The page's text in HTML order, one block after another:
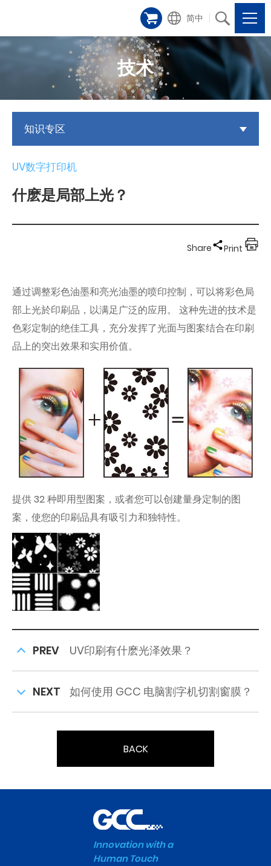
简中
技术
知识专区
UV数字打印机
什麽是局部上光？
Share Print
通过调整彩色油墨和亮光油墨的喷印控制，可以将彩色局
部上光於印刷品，以满足广泛的应用。 这种先进的技术是
色彩定制的绝佳工具，充分发挥了光面与图案结合在印刷
品上的突出效果和实用价值。
提供 32 种即用型图案，或者您可以创建量身定制的图
案，使您的印刷品具有吸引力和独特性。
PREV UV印刷有什麽光泽效果？
NEXT 如何使用 GCC 电脑割字机切割窗膜？
BACK
Innovation with a
Human Touch